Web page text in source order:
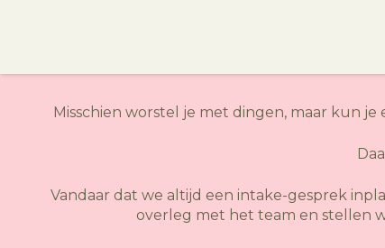
Misschien worstel je met dingen, maar kun
Vandaar dat we altijd een intake-gesprek
overleg met het team en stellen